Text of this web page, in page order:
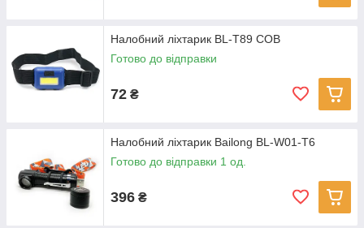
Налобний ліхтарик BL-T89 COB
Готово до відправки
72 ₴
Налобний ліхтарик Bailong BL-W01-T6
Готово до відправки 1 од.
396 ₴